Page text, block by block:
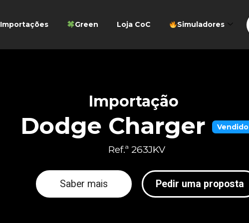
Importações Green Loja CoC Simuladores
Importação
Dodge Charger Vendido
Ref.ª 263JKV
Saber mais Pedir uma proposta